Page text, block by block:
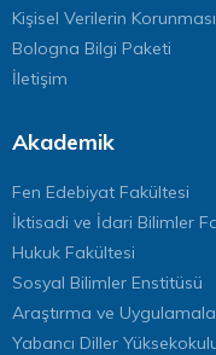
Kişisel Verilerin Korunması
Bologna Bilgi Paketi
İletişim
Akademik
Fen Edebiyat Fakültesi
İktisadi ve İdari Bilimler
Hukuk Fakültesi
Sosyal Bilimler Enstitüsü
Araştırma ve
Yabancı Diller